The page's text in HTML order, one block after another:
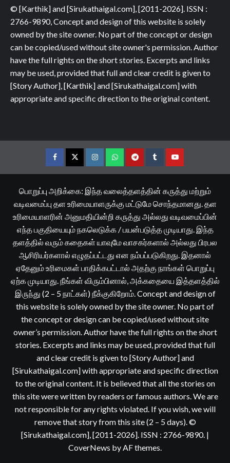
© [Karthik] and [Sirukathaigal.com], [2011-2026]. ISSN :
2766-9890, Concept and design of this website is solely
owned by the site owner. No part of the concept or design
can be copied/used without site owner's permission. Author
have the full rights on the short stories. Excerpts and links
may be used, provided that full and clear credit is given to
[Story Author], [Karthik] and [Sirukathaigal.com] with
appropriate and specific direction to the original content.
FacebookTwitterInstagramWhatsappTelegramTumblrYouTube
பொறுப்பு அறிக்கை: இந்த வலைத்தளத்தின் கருத்து மற்றும்
வடிவமைப்பு தள உரிமையாளருக்கு மட்டுமே சொந்தமானது. தள
உரிமையாளரின் அனுமதியின்றி கருத்து அல்லது வடிவமைப்பின்
எந்த பகுதியையும் நகலெடுக்க / பயன்படுத்த முடியாது. இந்த
தளத்தில் வரும் கதைகள் யாவுமே வாசகர்களால் அல்லது பிரபல
ஆசிரியர்களால் எழுதப்பட்டது என நம்பப்படுகிறது. இதனால்
ஏதேனும் உரிமைகள் பாதிக்கபட்டால் அதற்கு நாங்கள் பொறுப்பு
ஏற்க முடியாது. நீங்கள் விரும்பினால், அக்கதையை இத்தளத்தில்
இருந்து (2 – 5 நாட்கள்) நீக்குகிறோம். Concept and design of
this website is solely owned by the site owner. No part of
the concept or design can be copied/used without site
owner’s permission. Author have the full rights on the short
stories. Excerpts and links may be used, provided that full
and clear credit is given to [Story Author] and
[Sirukathaigal.com] with appropriate and specific direction
to the original content. It is believed that all the stories on
this site were written by readers or famous authors. We are
not responsible for any rights violated. If you wish, we will
remove that story from this site (2 – 5 days). ©
[Sirukathaigal.com], [2011-2026]. ISSN : 2766-9890. |
CoverNews by AF themes.